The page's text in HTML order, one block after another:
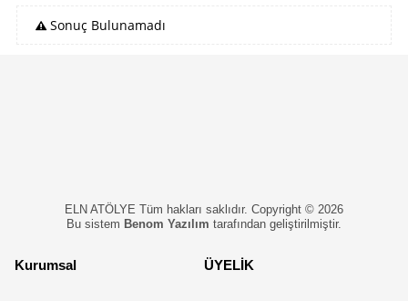
Sonuç Bulunamadı
ELN ATÖLYE Tüm hakları saklıdır. Copyright © 2026
Bu sistem Benom Yazılım tarafından geliştirilmiştir.
Kurumsal ÜYELİK